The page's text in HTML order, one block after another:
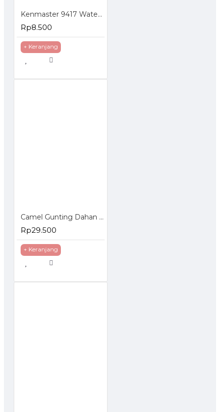
Kenmaster 9417 Water Spray Semprotan Air Plastik Lurus
Rp8.500
+ Keranjang
Camel Gunting Dahan Seng - Gunting Serbaguna - Gunting Korea
Rp29.500
+ Keranjang